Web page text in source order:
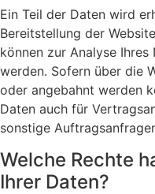
Ein Teil der Daten wird
Bereitstellung der
können zur Analyse
werden. Sofern über die
oder angebahnt werden
Daten auch für
sonstige
Welche Rechte
Ihrer Daten?